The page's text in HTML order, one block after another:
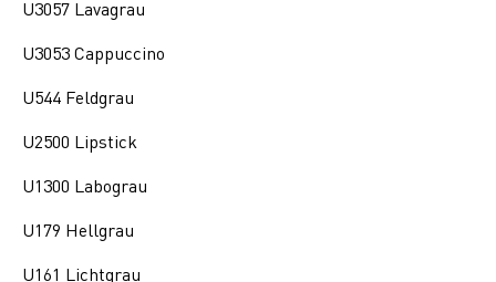
U3057 Lavagrau
U3053 Cappuccino
U544 Feldgrau
U2500 Lipstick
U1300 Labograu
U179 Hellgrau
U161 Lichtgrau